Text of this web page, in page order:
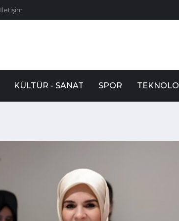
İletişim
KÜLTÜR - SANAT SPOR